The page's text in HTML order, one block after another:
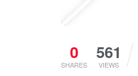
0
SHARES
561
VIEWS